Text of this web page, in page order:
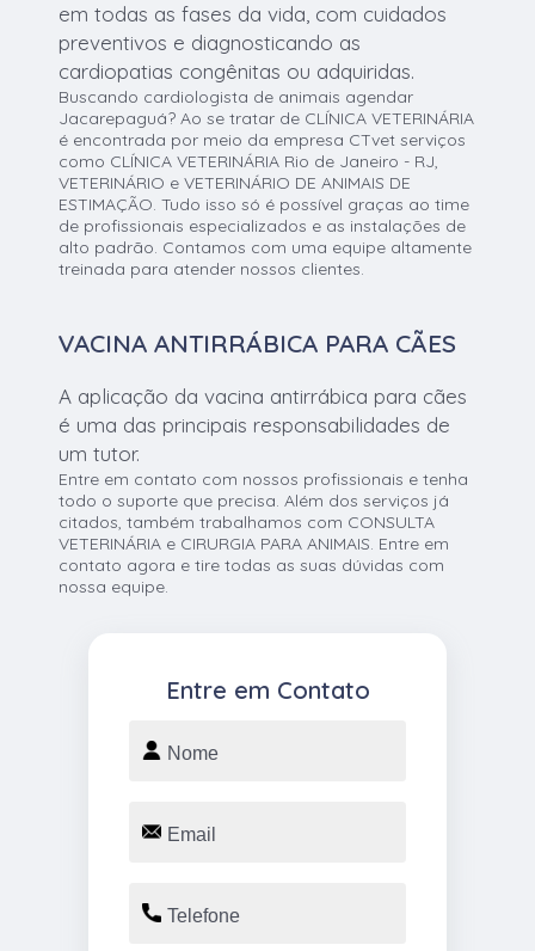
em todas as fases da vida, com cuidados
preventivos e diagnosticando as
cardiopatias congênitas ou adquiridas.
Buscando cardiologista de animais agendar
Jacarepaguá? Ao se tratar de CLÍNICA VETERINÁRIA
é encontrada por meio da empresa CTvet serviços
como CLÍNICA VETERINÁRIA Rio de Janeiro - RJ,
VETERINÁRIO e VETERINÁRIO DE ANIMAIS DE
ESTIMAÇÃO. Tudo isso só é possível graças ao time
de profissionais especializados e as instalações de
alto padrão. Contamos com uma equipe altamente
treinada para atender nossos clientes.
VACINA ANTIRRÁBICA PARA CÃES
A aplicação da vacina antirrábica para cães
é uma das principais responsabilidades de
um tutor.
Entre em contato com nossos profissionais e tenha
todo o suporte que precisa. Além dos serviços já
citados, também trabalhamos com CONSULTA
VETERINÁRIA e CIRURGIA PARA ANIMAIS. Entre em
contato agora e tire todas as suas dúvidas com
nossa equipe.
Entre em Contato